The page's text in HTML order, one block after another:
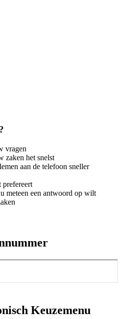
vragen
zaken het snelst
aan de telefoon sneller
prefereert
meteen een antwoord op wilt
Keuzemenu